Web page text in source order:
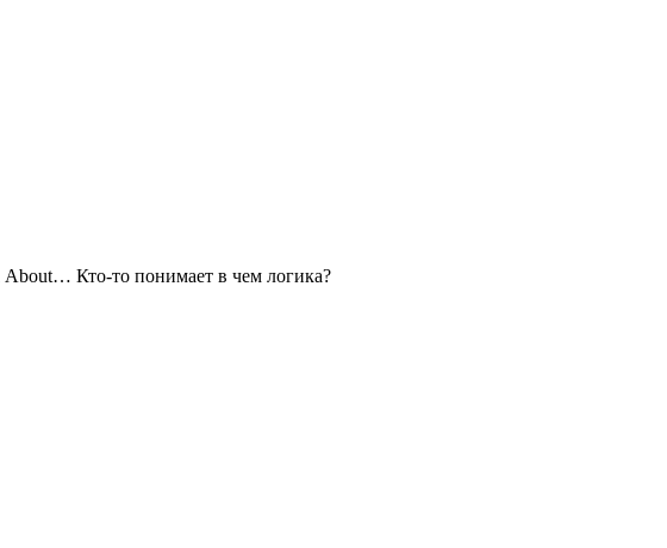
About… Кто-то понимает в чем логика?